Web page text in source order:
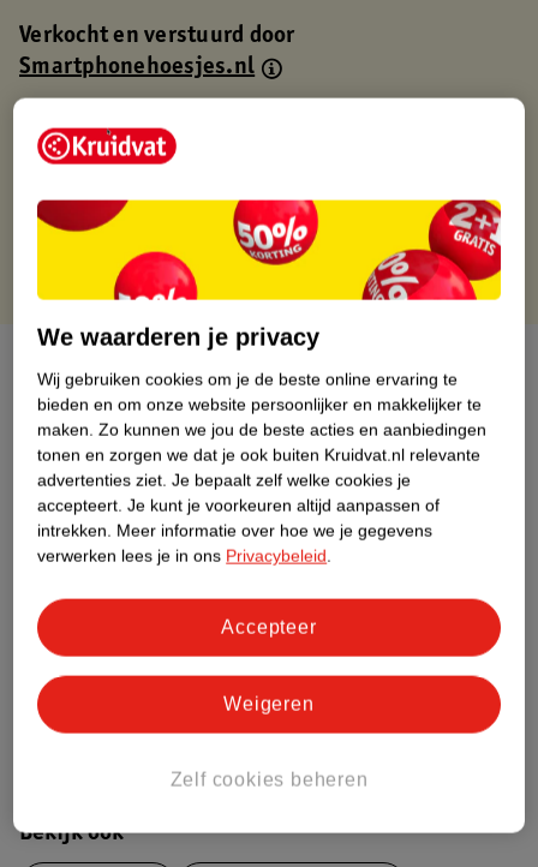
Verkocht en verstuurd door
Smartphonehoesjes.nl
Gratis thuisbezorgd
Gratis punten met je Kruidvat kaart
Productinformatie
Etiketinformatie
Nature Impact Score
Dit product heeft (nog) geen Nature
Impact Score.
Bekijk ook
We waarderen je privacy
Wij gebruiken cookies om je de beste online ervaring te
bieden en om onze website persoonlijker en makkelijker te
maken. Zo kunnen we jou de beste acties en aanbiedingen
tonen en zorgen we dat je ook buiten Kruidvat.nl relevante
advertenties ziet. Je bepaalt zelf welke cookies je
accepteert. Je kunt je voorkeuren altijd aanpassen of
intrekken. Meer informatie over hoe we je gegevens
verwerken lees je in ons Privacybeleid.
Zelf cookies beheren
Weigeren
Accepteer